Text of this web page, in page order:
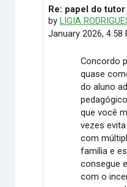
In reply to maria
Re: papel do
by LIGIA
January 2026, 4:58
Concordo
quase
do aluno
que você
vezes
com
família e
consegue
com o